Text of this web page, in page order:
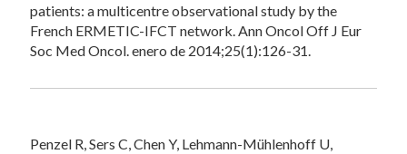
patients: a multicentre observational study by the
French ERMETIC-IFCT network. Ann Oncol Off J Eur
Soc Med Oncol. enero de 2014;25(1):126-31.
Penzel R, Sers C, Chen Y, Lehmann-Mühlenhoff U,